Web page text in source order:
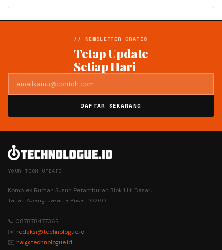
// NEWSLETTER GRATIS
Tetap Update
Setiap Hari
DAFTAR SEKARANG
YOUR TECH UPDATE
Komplek Rumah Susun Petamburan Blok 1 Lt. Dasar,
Tanah Abang, Jakarta Pusat 10260
📞 087878477366
✉️ redaksi@technologue.id
✉️ hai@technologue.id